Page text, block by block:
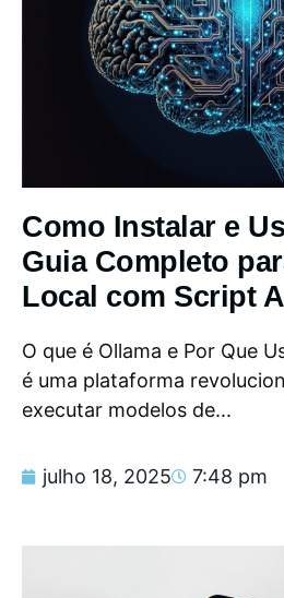
Como Instalar e
Guia Completo
Local com Script
O que é Ollama e Por Que
é uma plataforma
executar modelos de...
julho 18, 2025 7:48 pm